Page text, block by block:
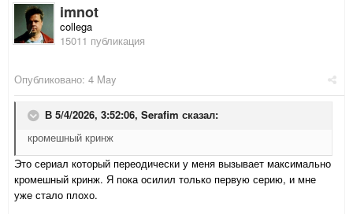
imnot
collega
15011 публикация
Опубликовано: 4 May
В 5/4/2026, 3:52:06, Serafim сказал:
кромешный кринж
Это сериал который переодически у меня вызывает максимально
кромешный кринж. Я пока осилил только первую серию, и мне
уже стало плохо.